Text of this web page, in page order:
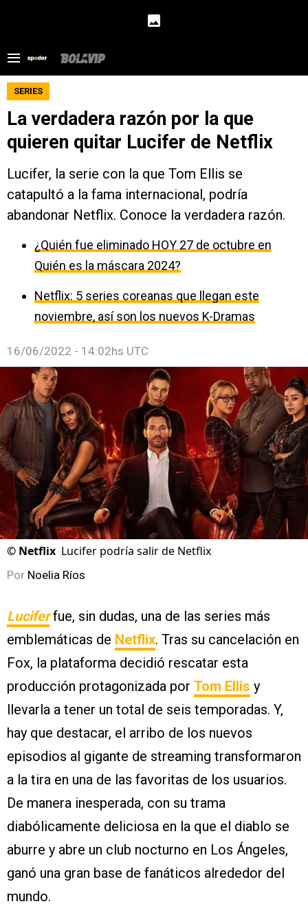
SERIES
La verdadera razón por la que
quieren quitar Lucifer de Netflix
Lucifer, la serie con la que Tom Ellis se
catapultó a la fama internacional, podría
abandonar Netflix. Conoce la verdadera razón.
¿Quién fue eliminado HOY 27 de octubre en
Quién es la máscara 2024?
Netflix: 5 series coreanas que llegan este
noviembre, así son los nuevos K-Dramas
16/06/2022 - 14:02hs UTC
© Netflix Lucifer podría salir de Netflix
Por Noelia Ríos
Luciferfue, sin dudas, una de las series más
emblemáticas de Netflix. Tras su cancelación en
Fox, la plataforma decidió rescatar esta
producción protagonizada por Tom Ellis y
llevarla a tener un total de seis temporadas. Y,
hay que destacar, el arribo de los nuevos
episodios al gigante de streaming transformaron
a la tira en una de las favoritas de los usuarios.
De manera inesperada, con su trama
diabólicamente deliciosa en la que el diablo se
aburre y abre un club nocturno en Los Ángeles,
ganó una gran base de fanáticos alrededor del
mundo.